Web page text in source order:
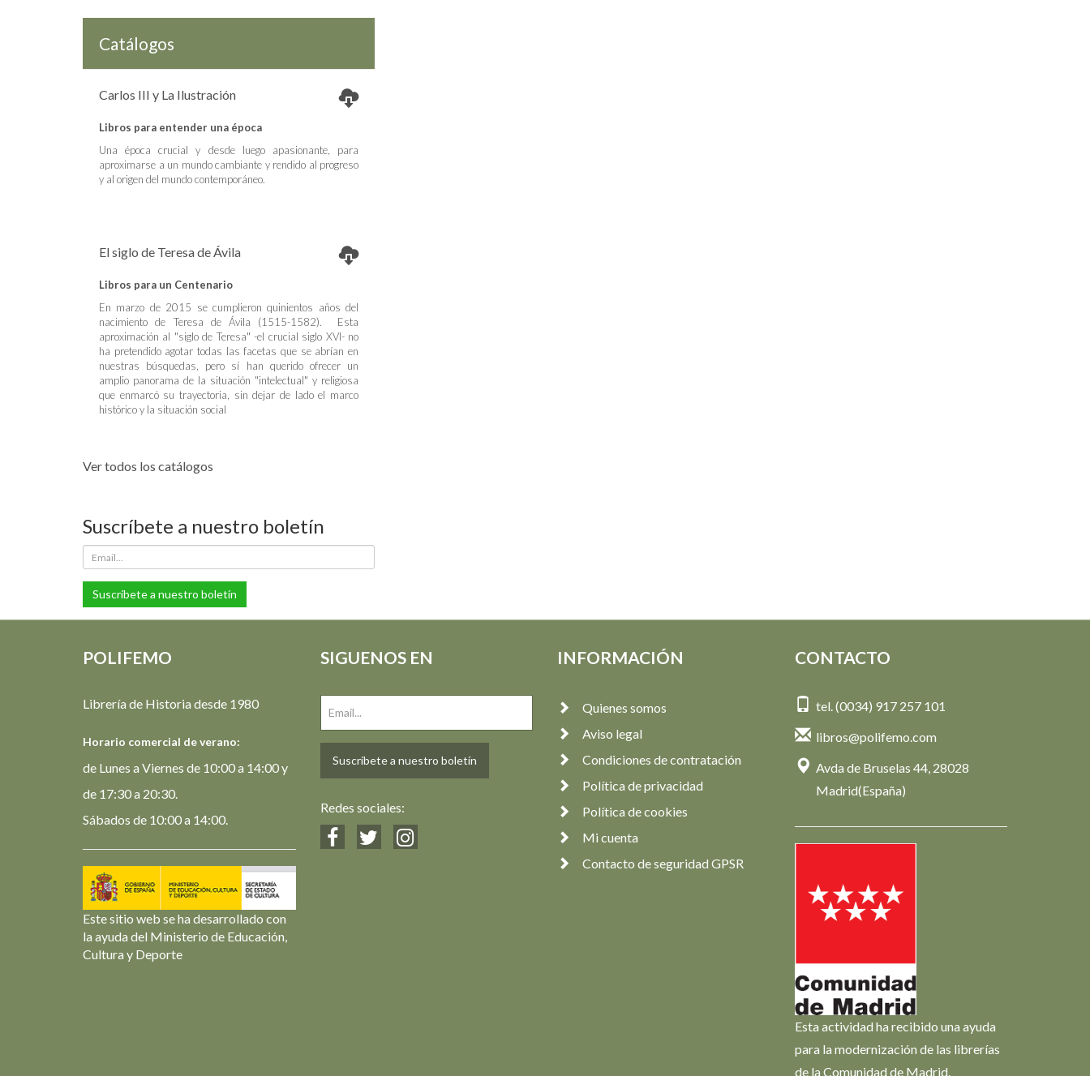
Catálogos
Carlos III y La Ilustración
Libros para entender una época
Una época crucial y desde luego apasionante, para
aproximarse a un mundo cambiante y rendido al progreso
y al origen del mundo contemporáneo.
El siglo de Teresa de Ávila
Libros para un Centenario
En marzo de 2015 se cumplieron quinientos años del
nacimiento de Teresa de Ávila (1515-1582). Esta
aproximación al "siglo de Teresa" -el crucial siglo XVI- no
ha pretendido agotar todas las facetas que se abrían en
nuestras búsquedas, pero sí han querido ofrecer un
amplio panorama de la situación "intelectual" y religiosa
que enmarcó su trayectoria, sin dejar de lado el marco
histórico y la situación social
Ver todos los catálogos
Suscríbete a nuestro boletín
Suscríbete a nuestro boletín
POLIFEMO
Librería de Historia desde 1980
Horario comercial de verano:
de Lunes a Viernes de 10:00 a 14:00 y
de 17:30 a 20:30.
Sábados de 10:00 a 14:00.
Este sitio web se ha desarrollado con
la ayuda del Ministerio de Educación,
Cultura y Deporte
SIGUENOS EN
Suscríbete a nuestro boletín
Redes sociales:
INFORMACIÓN
Quienes somos
Aviso legal
Condiciones de contratación
Política de privacidad
Política de cookies
Mi cuenta
Contacto de seguridad GPSR
CONTACTO
tel. (0034) 917 257 101
libros@polifemo.com
Avda de Bruselas 44, 28028
Madrid(España)
Esta actividad ha recibido una ayuda
para la modernización de las librerías
de la Comunidad de Madrid.